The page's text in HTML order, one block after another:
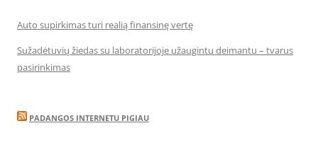
Auto supirkimas turi realią finansinę vertę
Sužadėtuvių žiedas su laboratorijoje užaugintu deimantu – tvarus
pasirinkimas
PADANGOS INTERNETU PIGIAU